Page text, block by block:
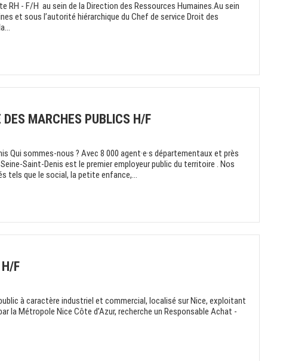
RH - F/H au sein de la Direction des Ressources Humaines.Au sein
et sous l’autorité hiérarchique du Chef de service Droit des
MARCHES PUBLICS H/F
Qui sommes-nous ? Avec 8 000 agent·e·s départementaux et près
Saint-Denis est le premier employeur public du territoire . Nos
tels que le social, la petite enfance,...
F
à caractère industriel et commercial, localisé sur Nice, exploitant
la Métropole Nice Côte d’Azur, recherche un Responsable Achat -